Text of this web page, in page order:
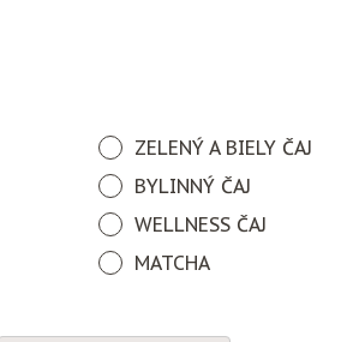
ZELENÝ A BIELY ČAJ
BYLINNÝ ČAJ
WELLNESS ČAJ
MATCHA